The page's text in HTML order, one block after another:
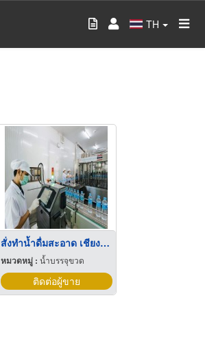
TH
สั่งทำน้ำดื่มสะอาด เชียงใหม่
หมวดหมู่ : น้ำบรรจุขวด
ติดต่อผู้ขาย